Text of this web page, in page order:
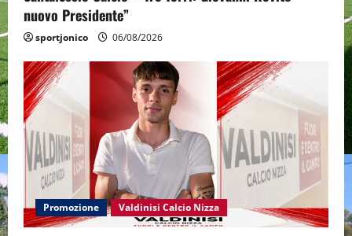
nuovo Presidente”
sportjonico 06/08/2026
Promozione Valdinisi Calcio Nizza